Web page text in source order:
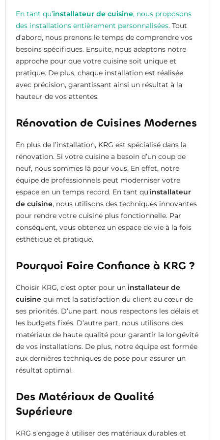
En tant qu’installateur de cuisine, nous proposons
des installations entièrement personnalisées. Tout
d’abord, nous prenons le temps de comprendre vos
besoins spécifiques. Ensuite, nous adaptons notre
approche pour que votre cuisine soit unique et
pratique. De plus, chaque installation est réalisée
avec précision, garantissant ainsi un résultat à la
hauteur de vos attentes.
Rénovation de Cuisines Modernes
En plus de l’installation, KRG est spécialisé dans la
rénovation. Si votre cuisine a besoin d’un coup de
neuf, nous sommes là pour vous. En effet, notre
équipe de professionnels peut moderniser votre
espace en un temps record. En tant qu’installateur
de cuisine, nous utilisons des techniques innovantes
pour rendre votre cuisine plus fonctionnelle. Par
conséquent, vous obtenez un espace de vie à la fois
esthétique et pratique.
Pourquoi Faire Confiance à KRG ?
Choisir KRG, c’est opter pour un installateur de
cuisinequi met la satisfaction du client au cœur de
ses priorités. D’une part, nous respectons les délais et
les budgets fixés. D’autre part, nous utilisons des
matériaux de haute qualité pour garantir la longévité
de vos installations. De plus, notre équipe est formée
aux dernières techniques de pose pour assurer un
résultat optimal.
Des Matériaux de Qualité
Supérieure
KRG s’engage à utiliser des matériaux durables et